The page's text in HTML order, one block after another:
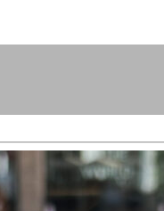
have din interesse?